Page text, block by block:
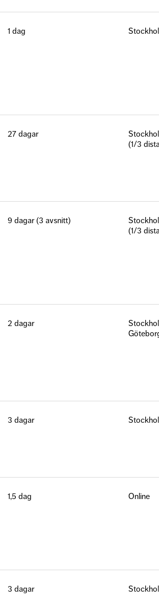
1 dag
27 dagar
(1/3
9 dagar (3 avsnitt)
(1/3
2 dagar
3 dagar
1,5 dag Online
3 dagar